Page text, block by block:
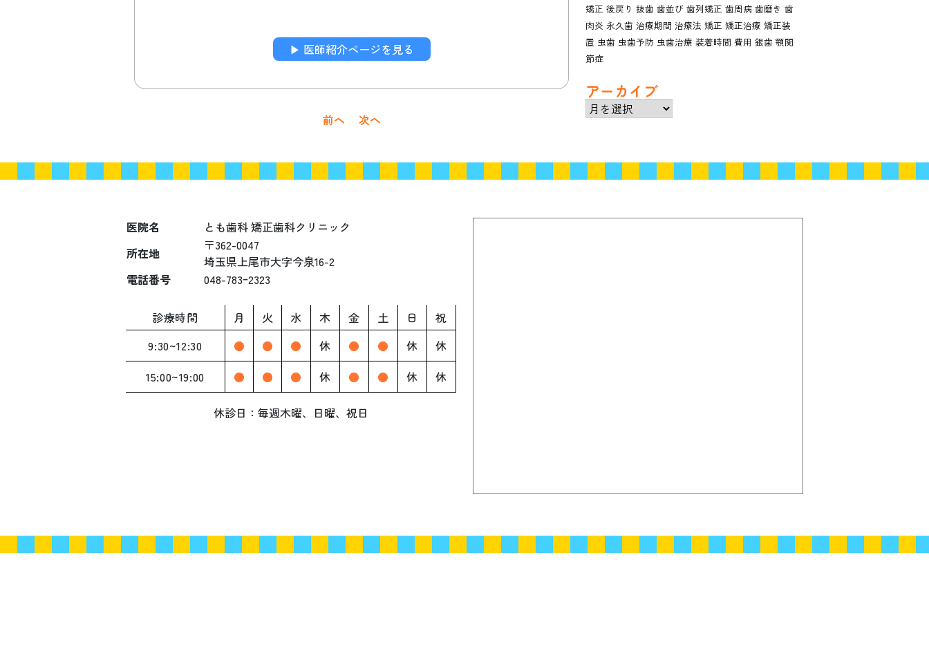
▶︎ 医師紹介ページを見る
ナ
ゲ
ー
シ
ョ
ン
前へ 次へ
矯正 後戻り 抜歯 歯並び 歯列矯正 歯周病 歯磨き 歯
肉炎 永久歯 治療期間 治療法 矯正 矯正治療 矯正装
置 虫歯 虫歯予防 虫歯治療 装着時間 費用 銀歯 顎関
節症
アーカイブ
ア
ー
医院名
とも歯科 矯正歯科クリニック
所在地
〒362-0047
埼玉県上尾市大字今泉16-2
電話番号
048-783ｰ2323
診療時間 月 火 水 木 金 土 日
祝
9:30~12:30
● ● ● 休 ● ● 休
休
15:00~19:00
● ● ● 休 ● ● 休 休
休診日：毎週木曜、 日曜、祝日